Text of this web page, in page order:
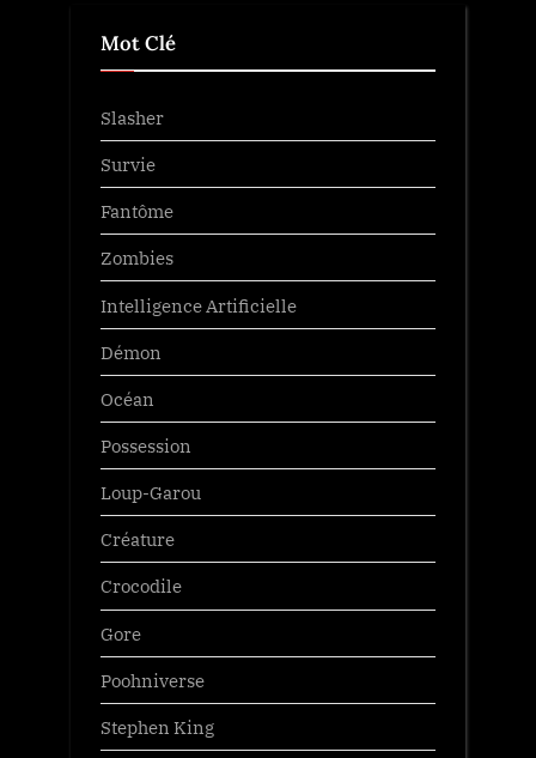
Mot Clé
Slasher
Survie
Fantôme
Zombies
Intelligence Artificielle
Démon
Océan
Possession
Loup-Garou
Créature
Crocodile
Gore
Poohniverse
Stephen King